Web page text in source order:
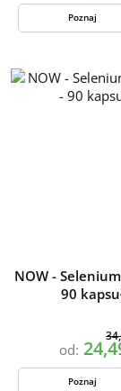
Poznaj
NOW -
90
od:
Poznaj